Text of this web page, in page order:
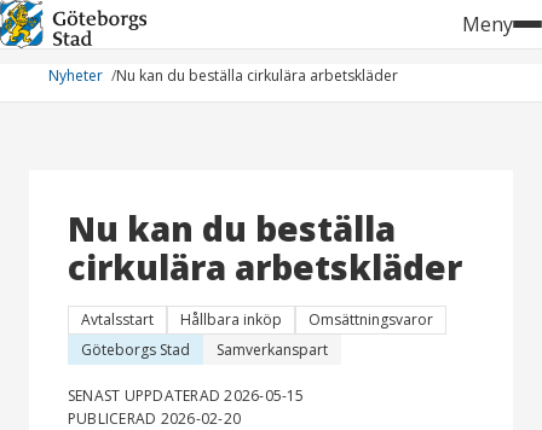
Hoppa
till
innehåll
Meny
Nyheter Nu kan du beställa cirkulära arbetskläder
Nu kan du beställa
cirkulära arbetskläder
Avtalsstart Hållbara inköp
Omsättningsvaror
Göteborgs Stad
Samverkanspart
SENAST UPPDATERAD 2026-05-15
PUBLICERAD 2026-02-20